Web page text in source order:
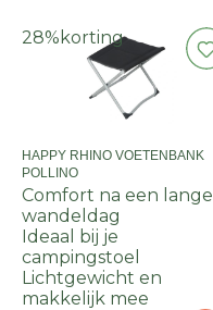
28% korting
HAPPY RHINO VOETENBANK
POLLINO
Comfort na een lange
wandeldag
Ideaal bij je
campingstoel
Lichtgewicht en
makkelijk mee